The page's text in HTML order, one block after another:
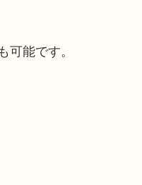
能です。